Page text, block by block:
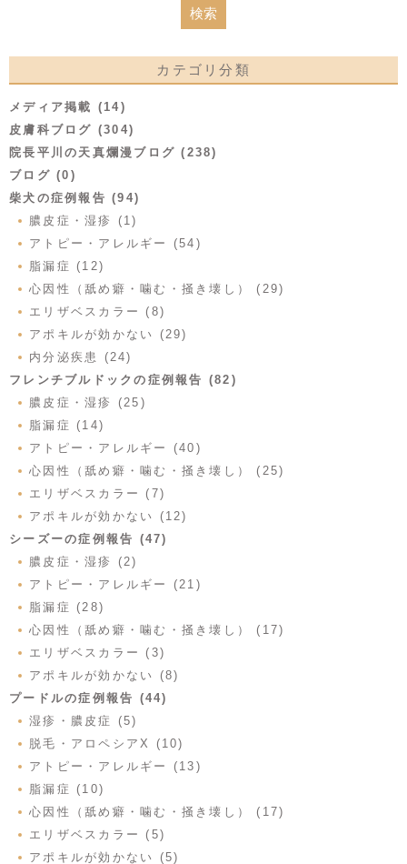
カテゴリ分類
メディア掲載 (14)
皮膚科ブログ (304)
院長平川の天真爛漫ブログ (238)
ブログ (0)
柴犬の症例報告 (94)
膿皮症・湿疹 (1)
アトピー・アレルギー (54)
脂漏症 (12)
心因性（舐め癖・噛む・掻き壊し） (29)
エリザベスカラー (8)
アポキルが効かない (29)
内分泌疾患 (24)
フレンチブルドックの症例報告 (82)
膿皮症・湿疹 (25)
脂漏症 (14)
アトピー・アレルギー (40)
心因性（舐め癖・噛む・掻き壊し） (25)
エリザベスカラー (7)
アポキルが効かない (12)
シーズーの症例報告 (47)
膿皮症・湿疹 (2)
アトピー・アレルギー (21)
脂漏症 (28)
心因性（舐め癖・噛む・掻き壊し） (17)
エリザベスカラー (3)
アポキルが効かない (8)
プードルの症例報告 (44)
湿疹・膿皮症 (5)
脱毛・アロペシアX (10)
アトピー・アレルギー (13)
脂漏症 (10)
心因性（舐め癖・噛む・掻き壊し） (17)
エリザベスカラー (5)
アポキルが効かない (5)